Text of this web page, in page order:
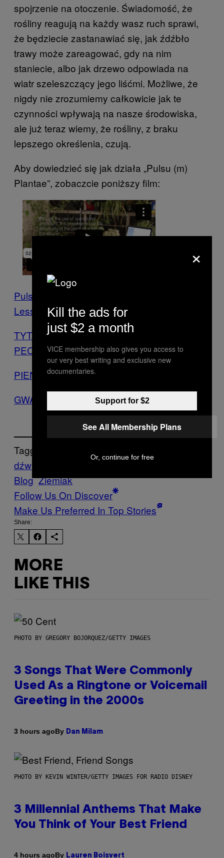
spojrzenie na otoczenie. Świadomość, że
rośliny reagują na każdy wasz ruch sprawi,
że będziecie zastanawiać się, jak źdźbło
trawy może zareagować, gdy na nim
staniecie, albo jak drzewo odpowiada na
wiatr szeleszczący jego liśćmi. Możliwe, że
nigdy nie zrozumiemy całkowicie jak te
czynności wpływają na nasze środowiska,
ale już teraz wiemy, że rośliny, z braku
lepszego określenia, czują.
Aby dowiedzieć się jak działa „Pulsu (m)
Plantae”, zobaczcie poniższy film:
Pulsu(m) Plantae _ project presentation
LessNullVoidon Vimeo.
TYTAN SKOPIE DUPĘ TWOJEMU
PECETOWI
PIENIĄDZE ZABIJAJĄ OD ŚRODKA
GWAŁCĘ, TORTURUJĘ I JESTEM RASISTĄ
Tagged:
dźwięk
rośliny
Blog Ziemiak
Follow Us On Discover
Make Us Preferred In Top Stories
Share:
MORE
LIKE THIS
PHOTO BY GREGORY BOJORQUEZ/GETTY IMAGES
3 Songs That Were Commonly
Used As a Ringtone or Voicemail
Greeting in the 2000s
3 hours agoBy Dan Milam
PHOTO BY KEVIN WINTER/GETTY IMAGES FOR RADIO DISNEY
3 Millennial Anthems That Make
You Think of Your Best Friend
4 hours agoBy Lauren Boisvert
×
Kill the ads for
just $2 a month
VICE membership also gives you access to
our very best writing and exclusive new
documentaries.
Support for $2
See All Membership Plans
Or, continue for free